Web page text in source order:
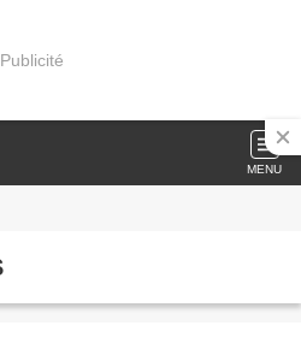
Publicité
MENU